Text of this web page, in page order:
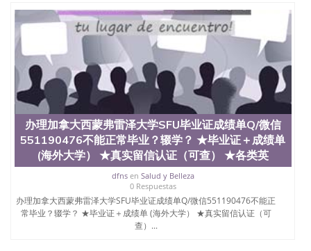
551190476国外本科毕业证怎么办理QQ微信
551190476国外大学文凭真制作QQ微信551190476办
国外文凭可找工作QQ微信551190476国外大学有毕业
证QQ微信551190476办理国外毕业证价格QQ微信
551190476国外编号查询QQ微信551190476办理国外
文凭要交定金吗QQ微信551190476办国外可查文凭
QQ微信551190476网上购买真文凭可信吗QQ微信
551190476学士学位证书查询机构QQ微信551190476
国外资格证书办理QQ微信551190476如何办理学历认
证QQ微信551190476海外文凭认证办理QQ微信
551190476 圣何塞州立大学（San Jose State
University, 又译为“圣荷西州立大学”）成立于1857
年，简称SJSU，是加州历史悠久的大学之一，也是美
西地区的公立大学之一。位于圣何塞市San Jose中
心，占地154公顷。它是一所位于加利福尼亚州的著
名综合性公立大学，它以极高的就业率，全美名列前
茅的毕业薪资，浓厚的多元化学术氛围，杰出的本科
教育质量，被《福克斯》杂志评选为全美50强公立综
办理加拿大西蒙弗雷泽大学SFU毕业证成绩单Q/微信
551190476不能正常毕业？辍学？ ★毕业证＋成绩单
(海外大学） ★真实留信认证（可查） ★各类英
dfnsen Salud y Belleza
0 Respuestas
办理加拿大西蒙弗雷泽大学SFU毕业证成绩单Q/微信551190476不能正
常毕业？辍学？ ★毕业证＋成绩单 (海外大学） ★真实留信认证（可
查）...